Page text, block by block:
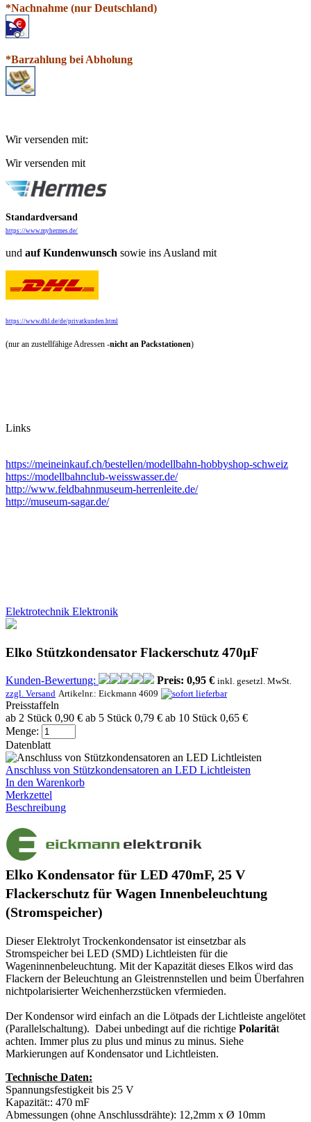
*Nachnahme (nur Deutschland)
*Barzahlung bei Abholung
Wir versenden mit:
Wir versenden mit
Standardversand
https://www.myhermes.de/
und auf Kundenwunsch sowie ins Ausland mit
https://www.dhl.de/de/privatkunden.html
(nur an zustellfähige Adressen -nicht an Packstationen)
Links
https://meineinkauf.ch/bestellen/modellbahn-hobbyshop-schweiz
https://modellbahnclub-weisswasser.de/
http://www.feldbahnmuseum-herrenleite.de/
http://museum-sagar.de/
Elektrotechnik Elektronik
Elko Stützkondensator Flackerschutz 470µF
Kunden-Bewertung: Preis: 0,95 € inkl. gesetzl. MwSt.
zzgl. Versand Artikelnr.: Eickmann 4609
Preisstaffeln
ab 2 Stück 0,90 € ab 5 Stück 0,79 € ab 10 Stück 0,65 €
Menge:
Datenblatt
Anschluss von Stützkondensatoren an LED Lichtleisten
In den Warenkorb
Merkzettel
Beschreibung
Elko Kondensator für LED 470mF, 25 V
Flackerschutz für Wagen Innenbeleuchtung
(Stromspeicher)
Dieser Elektrolyt Trockenkondensator ist einsetzbar als
Stromspeicher bei LED (SMD) Lichtleisten für die
Wageninnenbeleuchtung. Mit der Kapazität dieses Elkos wird das
Flackern der Beleuchtung an Gleistrennstellen und beim Überfahren
nichtpolarisierter Weichenherzstücken vfermieden.
Der Kondensor wird einfach an die Lötpads der Lichtleiste angelötet
(Parallelschaltung). Dabei unbedingt auf die richtige Polarität
achten. Immer plus zu plus und minus zu minus. Siehe
Markierungen auf Kondensator und Lichtleisten.
Technische Daten:
Spannungsfestigkeit bis 25 V
Kapazität:: 470 mF
Abmessungen (ohne Anschlussdrähte): 12,2mm x Ø 10mm